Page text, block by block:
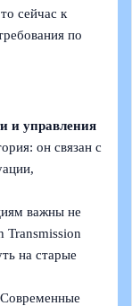
сейчас к
по
и управления
он связан с
важны не
Transmission
на старые
Современные